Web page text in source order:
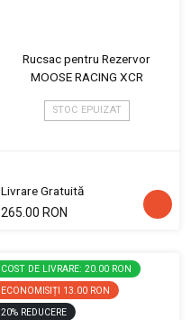
Rucsac pentru Rezervor
MOOSE RACING XCR
STOC EPUIZAT
Livrare Gratuită
265.00 RON
COST DE LIVRARE: 20.00 RON
ECONOMISIȚI 13.00 RON
20% REDUCERE